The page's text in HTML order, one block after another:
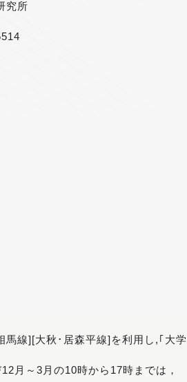
究所
線][大秋･居森平線]を利用し,｢大学
月～3月の10時から17時までは，